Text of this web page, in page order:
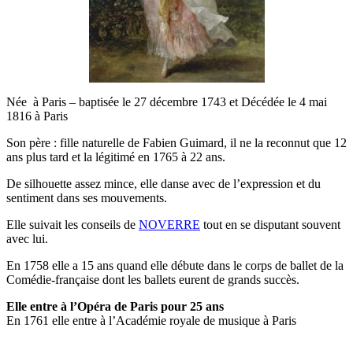
Née à Paris – baptisée le 27 décembre 1743 et Décédée le 4 mai
1816 à Paris
Son père : fille naturelle de Fabien Guimard, il ne la reconnut que 12
ans plus tard et la légitimé en 1765 à 22 ans.
De silhouette assez mince, elle danse avec de l’expression et du
sentiment dans ses mouvements.
Elle suivait les conseils de NOVERRE tout en se disputant souvent
avec lui.
En 1758 elle a 15 ans quand elle débute dans le corps de ballet de la
Comédie-française dont les ballets eurent de grands succès.
Elle entre à l’Opéra de Paris pour 25 ans
En 1761 elle entre à l’Académie royale de musique à Paris